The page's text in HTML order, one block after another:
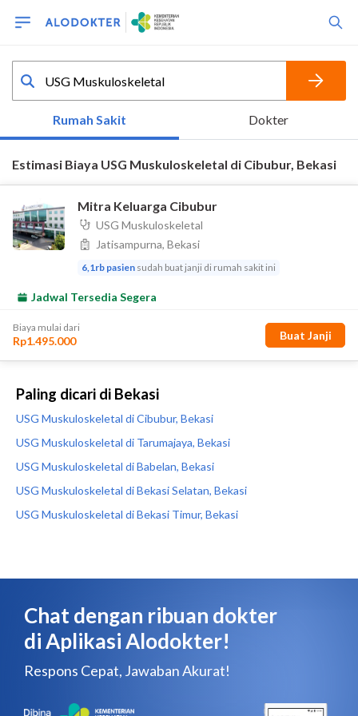
Paling dicari di Bekasi
USG Muskuloskeletal di Cibubur, Bekasi
USG Muskuloskeletal di Tarumajaya, Bekasi
USG Muskuloskeletal di Babelan, Bekasi
USG Muskuloskeletal di Bekasi Selatan, Bekasi
USG Muskuloskeletal di Bekasi Timur, Bekasi